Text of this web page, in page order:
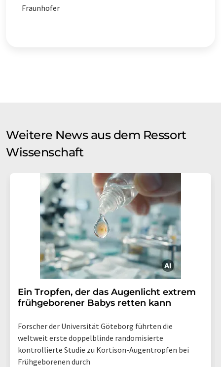
Fraunhofer
Weitere News aus dem Ressort
Wissenschaft
Ein Tropfen, der das Augenlicht extrem
frühgeborener Babys retten kann
Forscher der Universität Göteborg führten die
weltweit erste doppelblinde randomisierte
kontrollierte Studie zu Kortison-Augentropfen bei
Frühgeborenen durch